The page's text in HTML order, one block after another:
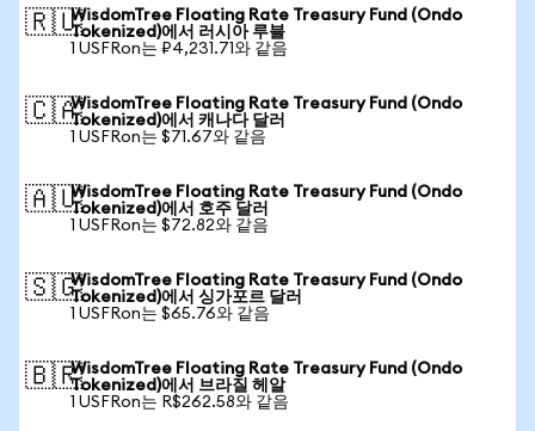
🇷🇺WisdomTree Floating Rate Treasury Fund (Ondo
Tokenized)에서 러시아 루블
1 USFRon는 ₽4,231.71와 같음
🇨🇦WisdomTree Floating Rate Treasury Fund (Ondo
Tokenized)에서 캐나다 달러
1 USFRon는 $71.67와 같음
🇦🇺WisdomTree Floating Rate Treasury Fund (Ondo
Tokenized)에서 호주 달러
1 USFRon는 $72.82와 같음
🇸🇬WisdomTree Floating Rate Treasury Fund (Ondo
Tokenized)에서 싱가포르 달러
1 USFRon는 $65.76와 같음
🇧🇷WisdomTree Floating Rate Treasury Fund (Ondo
Tokenized)에서 브라질 헤알
1 USFRon는 R$262.58와 같음